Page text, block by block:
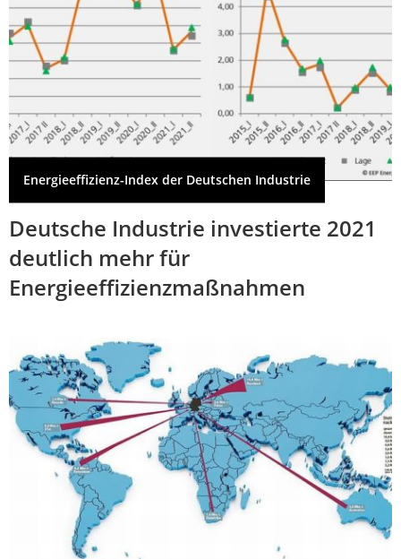
Energieeffizienz-Index der Deutschen Industrie
Deutsche Industrie investierte 2021
deutlich mehr für
Energieeffizienzmaßnahmen